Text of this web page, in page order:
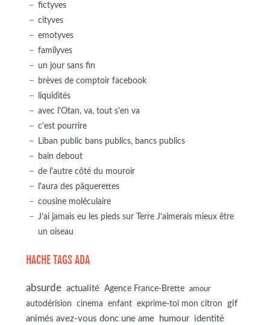
fictyves
cityves
emotyves
familyves
un jour sans fin
brèves de comptoir facebook
liquidités
avec l'Otan, va, tout s'en va
c'est pourrire
Liban public bans publics, bancs publics
bain debout
de l'autre côté du mouroir
l'aura des pâquerettes
cousine moléculaire
J’ai jamais eu les pieds sur Terre J’aimerais mieux être
un oiseau
HACHE TAGS ADA
absurde actualité Agence France-Brette amour
autodérision cinema enfant exprime-toi mon citron
gif
animés avez-vous donc une ame
humour identité